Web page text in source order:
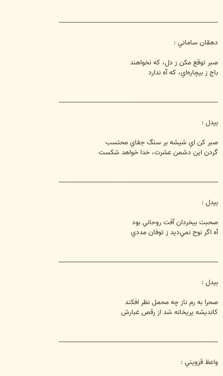
--------------------------------------------------------------------------------
دهقان ساماني :
صبر توقع مكن ز دل، كه نخواهند
باج ز بيچاره‌اي، كه آه ندارد
--------------------------------------------------------------------------------
بيدل :
صبر كن اي شيشه بر سنگ جفاي محتسب
گردن اين دشمن عشرت، خدا خواهد شكست
--------------------------------------------------------------------------------
بيدل :
صحبت بيخردان آفت روحاني بود
آه اگر نوح نمي‌ديد ز توفان مددي
--------------------------------------------------------------------------------
بيدل :
صحرا به رم ناز چه محمل نظر افكند
كانديشه پريخانه شد از رقص غبارش
--------------------------------------------------------------------------------
واعظ قزويني :